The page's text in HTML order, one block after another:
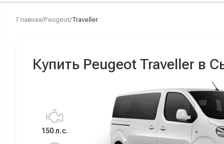
Главная/Peugeot/Traveller
Купить Peugeot Traveller в
150 л.с.